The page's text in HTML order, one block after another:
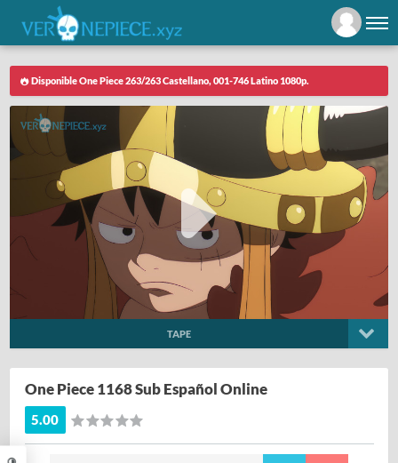
Disponible One Piece 263/263 Castellano, 001-746 Latino 1080p.
TAPE
One Piece 1168 Sub Español Online
5.00